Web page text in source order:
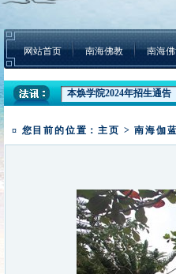
网站首页 南海佛教 南海
本焕学院2024年招生通告
一粥一香甜 一年一团圆|
盛世钟鸣 祈福五洲|深圳
¤ 您目前的位置：主页 >南海伽